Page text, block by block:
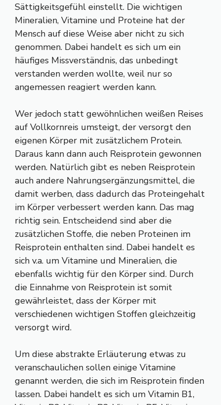
Sättigkeitsgefühl einstellt. Die wichtigen
Mineralien, Vitamine und Proteine hat der
Mensch auf diese Weise aber nicht zu sich
genommen. Dabei handelt es sich um ein
häufiges Missverständnis, das unbedingt
verstanden werden wollte, weil nur so
angemessen reagiert werden kann.
Wer jedoch statt gewöhnlichen weißen Reises
auf Vollkornreis umsteigt, der versorgt den
eigenen Körper mit zusätzlichem Protein.
Daraus kann dann auch Reisprotein gewonnen
werden. Natürlich gibt es neben Reisprotein
auch andere Nahrungsergänzungsmittel, die
damit werben, dass dadurch das Proteingehalt
im Körper verbessert werden kann. Das mag
richtig sein. Entscheidend sind aber die
zusätzlichen Stoffe, die neben Proteinen im
Reisprotein enthalten sind. Dabei handelt es
sich v.a. um Vitamine und Mineralien, die
ebenfalls wichtig für den Körper sind. Durch
die Einnahme von Reisprotein ist somit
gewährleistet, dass der Körper mit
verschiedenen wichtigen Stoffen gleichzeitig
versorgt wird.
Um diese abstrakte Erläuterung etwas zu
veranschaulichen sollen einige Vitamine
genannt werden, die sich im Reisprotein finden
lassen. Dabei handelt es sich um Vitamin B1,